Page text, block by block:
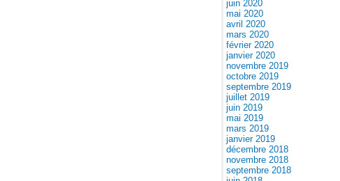
juin 2020
mai 2020
avril 2020
mars 2020
février 2020
janvier 2020
novembre 2019
octobre 2019
septembre 2019
juillet 2019
juin 2019
mai 2019
mars 2019
janvier 2019
décembre 2018
novembre 2018
septembre 2018